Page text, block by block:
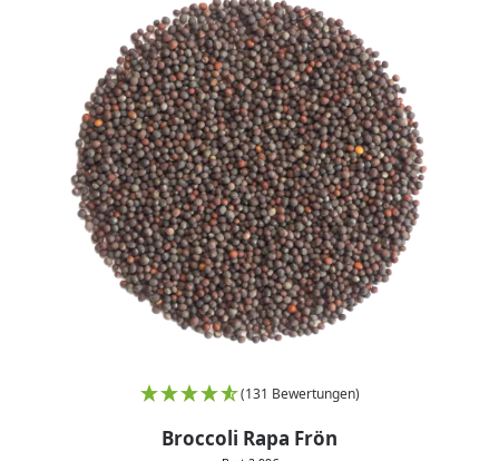
(131 Bewertungen)
Broccoli Rapa Frön